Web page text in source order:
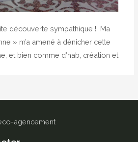
découverte sympathique ! Ma
» m’a amené à dénicher cette
et bien comme d’hab, création et
agencement